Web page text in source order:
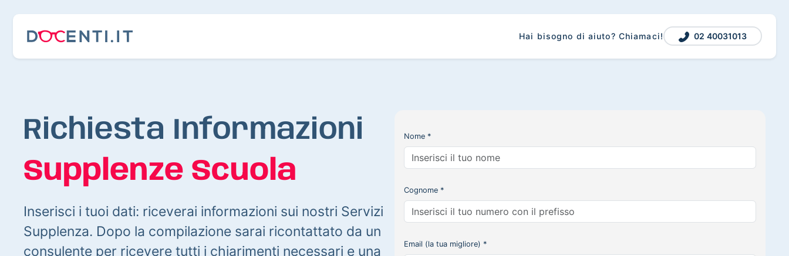
Hai bisogno di aiuto? Chiamaci! 02 40031013
Richiesta Informazioni
Supplenze Scuola
Inserisci i tuoi dati: riceverai informazioni sui nostri Servizi
Supplenza. Dopo la compilazione sarai ricontattato da un
consulente per ricevere tutti i chiarimenti necessari e una
Nome *
Cognome *
Email (la tua migliore) *